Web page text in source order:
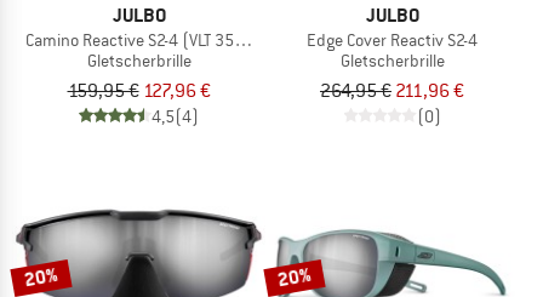
JULBO
Camino Reactive S2-4 (VLT 35-7%)
Gletscherbrille
159,95 € 127,96 €
4,5(4)
JULBO
Edge Cover Reactiv S2-4
Gletscherbrille
264,95 € 211,96 €
(0)
20% 20%